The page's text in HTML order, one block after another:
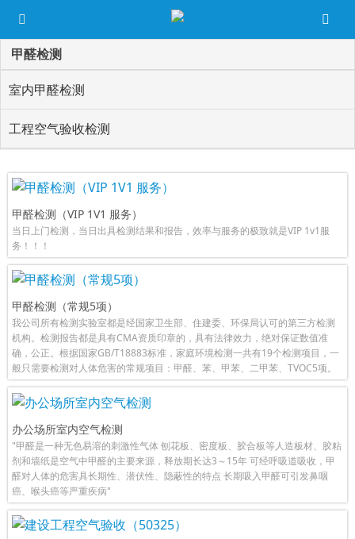
甲醛检测
室内甲醛检测
工程空气验收检测
甲醛检测（VIP 1V1 服务）
当日上门检测，当日出具检测结果和报告，效率与服务的极致就是VIP 1v1服
务！！！
甲醛检测（常规5项）
我公司所有检测实验室都是经国家卫生部、住建委、环保局认可的第三方检测
机构。检测报告都是具有CMA资质印章的，具有法律效力，绝对保证数值准
确，公正。根据国家GB/T18883标准，家庭环境检测一共有19个检测项目，一
般只需要检测对人体危害的常规项目：甲醛、苯、甲苯、二甲苯、TVOC5项。
办公场所室内空气检测
"甲醛是一种无色易溶的刺激性气体 刨花板、密度板、胶合板等人造板材、胶粘
剂和墙纸是空气中甲醛的主要来源，释放期长达3～15年 可经呼吸道吸收，甲
醛对人体的危害具长期性、潜伏性、隐蔽性的特点 长期吸入甲醛可引发鼻咽
癌、喉头癌等严重疾病"